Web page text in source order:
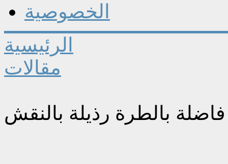
الخصوصية
الرئيسية
مقالات
فاضلة بالطرة رذيلة بالنقش